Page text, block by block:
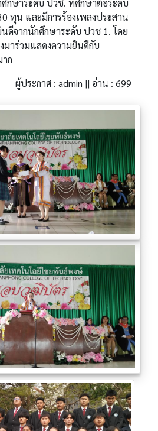
กษาระดับ ปวช. ที่ศึกษาต่อระดับ
ทุน และมีการร้องเพลงประสาน
ดีจากนักศึกษาระดับ ปวช 1. โดย
มาร่วมแสดงความยินดีกับ
ก
ผู้ประกาศ : admin || อ่าน : 699